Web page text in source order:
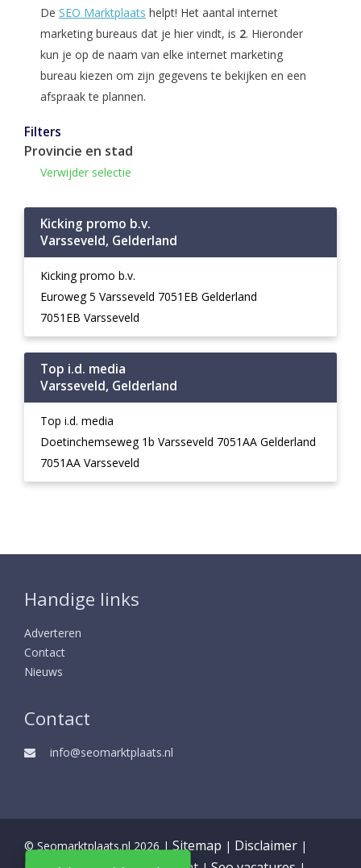
De SEO Marktplaats helpt! Het aantal internet
marketing bureaus dat je hier vindt, is 2. Hieronder
kun je op de naam van elke internet marketing
bureau kiezen om zijn gegevens te bekijken en een
afspraak te plannen.
Filters
Provincie en stad
Verwijder selectie
Kicking promo b.v.
Varsseveld, Gelderland
Kicking promo b.v.
Euroweg 5 Varsseveld 7051EB Gelderland
7051EB Varsseveld
Top i.d. media
Varsseveld, Gelderland
Top i.d. media
Doetinchemseweg 1b Varsseveld 7051AA Gelderland
7051AA Varsseveld
Handige links
Adverteren
Contact
Nieuws
Contact
info@seomarktplaats.nl
© Seomarktplaats.nl 2026 |Sitemap | Disclaimer |